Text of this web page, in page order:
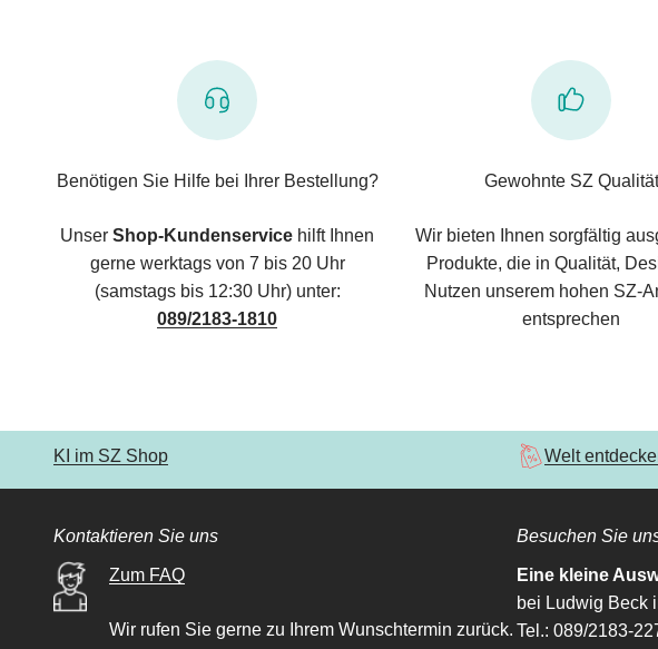
Benötigen Sie Hilfe bei Ihrer Bestellung?
Unser Shop-Kundenservice hilft Ihnen
gerne werktags von 7 bis 20 Uhr
(samstags bis 12:30 Uhr) unter:
089/2183-1810
Gewohnte SZ Qualität
Wir bieten Ihnen sorgfältig
Produkte, die in Qualität,
Nutzen unserem hohen SZ-
entsprechen
KI im SZ Shop Welt
Kontaktieren Sie uns
Zum FAQ
Wir rufen Sie gerne zu Ihrem Wunschtermin zurück.
Besuchen Sie
Eine kleine
bei Ludwig Beck
Tel.: 089/2183-